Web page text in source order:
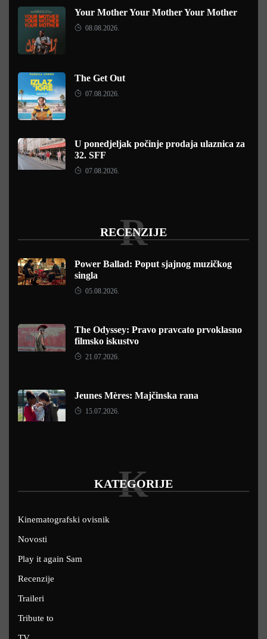
Your Mother Your Mother Your Mother
08.08.2026.
The Get Out
07.08.2026.
U ponedjeljak počinje prodaja ulaznica za
32. SFF
07.08.2026.
RECENZIJE
R
Power Ballad: Poput sjajnog muzičkog
singla
05.08.2026.
The Odyssey: Pravo pravcato prvoklasno
filmsko iskustvo
21.07.2026.
Jeunes Mères: Majčinska rana
15.07.2026.
KATEGORIJE
K
Kinematografski ovisnik
Novosti
Play it again Sam
Recenzije
Traileri
Tribute to